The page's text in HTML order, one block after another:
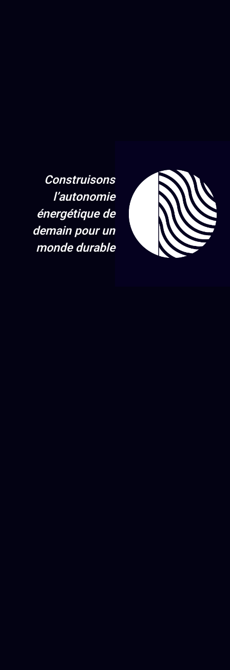
Construisons
l’autonomie
énergétique de
demain pour un
monde durable